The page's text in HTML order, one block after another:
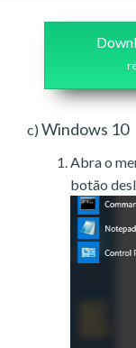
c) Windows 10
Abra o
botão